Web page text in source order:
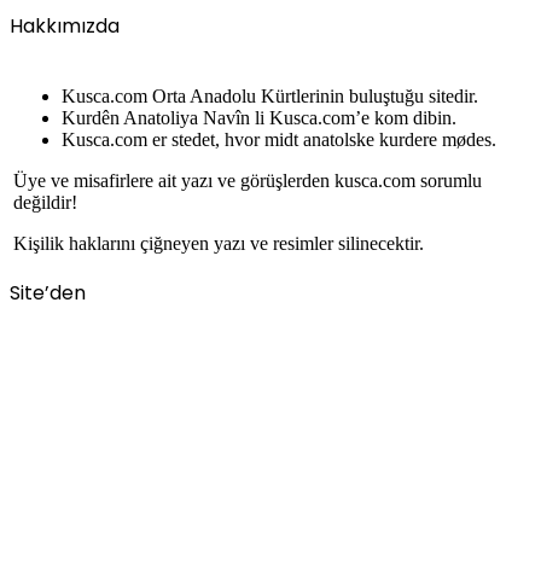
Hakkımızda
Kusca.com Orta Anadolu Kürtlerinin buluştuğu sitedir.
Kurdên Anatoliya Navîn li Kusca.com’e kom dibin.
Kusca.com er stedet, hvor midt anatolske kurdere mødes.
Üye ve misafirlere ait yazı ve görüşlerden kusca.com sorumlu
değildir!
Kişilik haklarını çiğneyen yazı ve resimler silinecektir.
Site’den